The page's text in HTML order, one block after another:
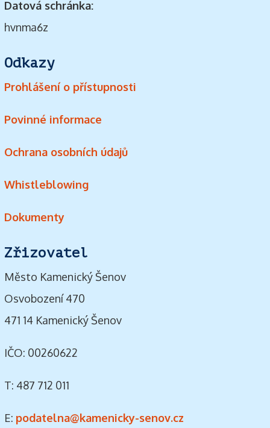
Datová schránka:
hvnma6z
Odkazy
Prohlášení o přístupnosti
Povinné informace
Ochrana osobních údajů
Whistleblowing
Dokumenty
Zřizovatel
Město Kamenický Šenov
Osvobození 470
471 14 Kamenický Šenov
IČO: 00260622
T: 487 712 011
E: podatelna@kamenicky-senov.cz